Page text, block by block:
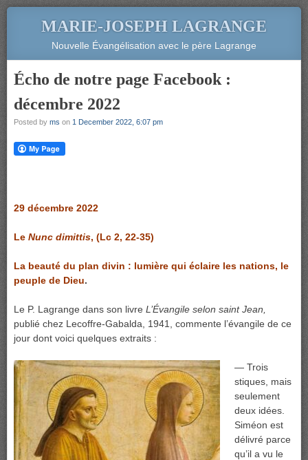
MARIE-JOSEPH LAGRANGE
Nouvelle Évangélisation avec le père Lagrange
Écho de notre page Facebook :
décembre 2022
Posted by ms on 1 December 2022, 6:07 pm
29 décembre 2022
Le Nunc dimittis, (Lc 2, 22-35)
La beauté du plan divin : lumière qui éclaire les nations, le
peuple de Dieu.
Le P. Lagrange dans son livre L’Évangile selon saint Jean,
publié chez Lecoffre-Gabalda, 1941, commente l’évangile de ce
jour dont voici quelques extraits :
— Trois
stiques, mais
seulement
deux idées.
Siméon est
délivré parce
qu’il a vu le